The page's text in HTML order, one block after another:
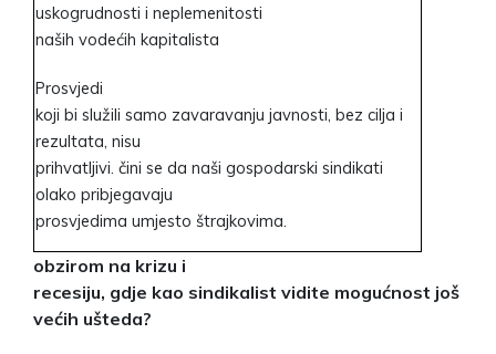
uskogrudnosti i neplemenitosti
naših vodećih kapitalista
Prosvjedi
koji bi služili samo zavaravanju javnosti, bez cilja i
rezultata, nisu
prihvatljivi. čini se da naši gospodarski sindikati
olako pribjegavaju
prosvjedima umjesto štrajkovima.
obzirom na krizu i
recesiju, gdje kao sindikalist vidite mogućnost još
većih ušteda?